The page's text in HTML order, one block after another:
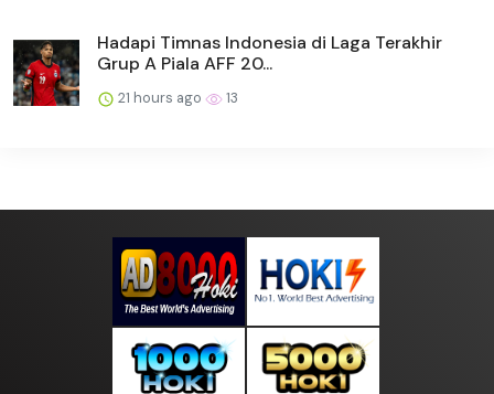
Hadapi Timnas Indonesia di Laga Terakhir
Grup A Piala AFF 20...
21 hours ago 13